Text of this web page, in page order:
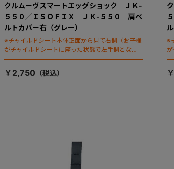
クルムーヴスマートエッグショック ＪＫ-
５５０／ＩＳＯＦＩＸ ＪＫ-５５０ 肩ベ
ルトカバー右（グレー）
※チャイルドシート本体正面から見て右側（お子様
がチャイルドシートに座った状態で左手側となり
ます）
￥2,750
※